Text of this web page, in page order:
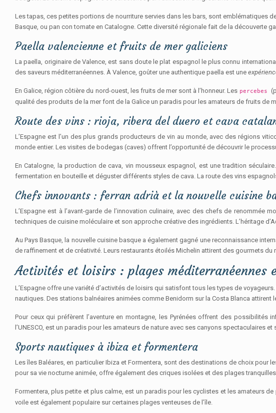
Les tapas, ces petites portions de nourriture servies dans les bars, sont emblématiques
Basque, ou pan con tomate en Catalogne. Cette diversité régionale fait de la découverte
Paella valencienne et fruits de mer galiciens
La paella, originaire de Valence, est sans doute le plat espagnol le plus connu
des saveurs méditerranéennes. À Valence, goûter une authentique paella est une
En Galice, région côtière du nord-ouest, les fruits de mer sont à l’honneur. Les percebes
qualité des produits de la mer font de la Galice un paradis pour les amateurs de fruits de
Route des vins : rioja, ribera del duero et cava
L’Espagne est l’un des plus grands producteurs de vin au monde, avec des régions
monde entier. Les visites de bodegas (caves) offrent l’opportunité de découvrir le
En Catalogne, la production de cava, vin mousseux espagnol, est une tradition
fermentation en bouteille et déguster différents styles de cava. La route des vins
Chefs innovants : ferran adrià et la nouvelle cuisine
L’Espagne est à l’avant-garde de l’innovation culinaire, avec des chefs de
techniques de cuisine moléculaire et son approche créative des ingrédients. L’héritage
Au Pays Basque, la nouvelle cuisine basque a également gagné une reconnaissance
de raffinement et de créativité. Leurs restaurants étoilés Michelin attirent des gourmets
Activités et loisirs : plages méditerranéennes
L’Espagne offre une variété d’activités de loisirs qui satisfont tous les types de
nautiques. Des stations balnéaires animées comme Benidorm sur la Costa Blanca
Pour ceux qui préfèrent l’aventure en montagne, les Pyrénées offrent des possibilités
l’UNESCO, est un paradis pour les amateurs de nature avec ses canyons spectaculaires et
Sports nautiques à ibiza et formentera
Les îles Baléares, en particulier Ibiza et Formentera, sont des destinations de choix
pour sa vie nocturne animée, offre également des criques isolées et des plages
Formentera, plus petite et plus calme, est un paradis pour les cyclistes et les amateurs
voile est également populaire sur certaines plages venteuses de l’île.